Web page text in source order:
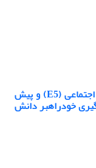
اثربخشی روش های تدریس سازنده گرایی اجتماعی (E5) و پیش
خودراهبر دانش